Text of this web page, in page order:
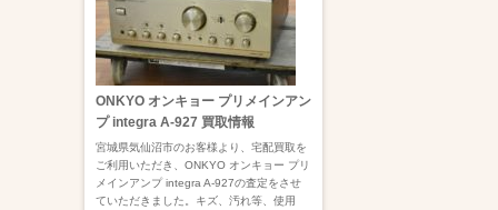
ONKYO オンキョー プリメインアン
プ integra A-927 買取情報
宮城県気仙沼市のお客様より、宅配買取を
ご利用いただき、ONKYO オンキョー プリ
メインアンプ integra A-927の査定をさせ
ていただきました。キズ、汚れ等、使用